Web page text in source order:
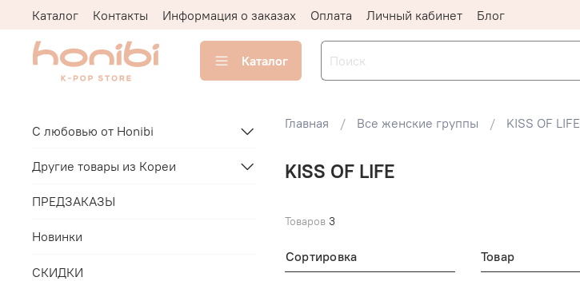
Каталог Контакты Информация о заказах Оплата Личный кабинет Блог
Каталог
Главная Все женские группы KISS OF LIFE
KISS OF LIFE
Товаров 3
Сортировка Товар
С любовью от Honibi
Другие товары из Кореи
ПРЕДЗАКАЗЫ
Новинки
СКИДКИ